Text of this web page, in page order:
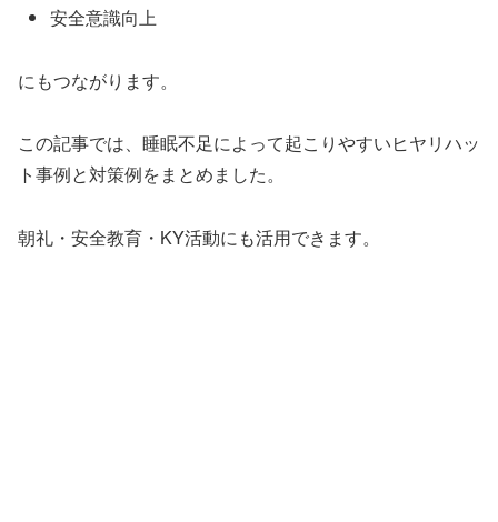
安全意識向上
にもつながります。
この記事では、睡眠不足によって起こりやすいヒヤリハッ
ト事例と対策例をまとめました。
朝礼・安全教育・KY活動にも活用できます。